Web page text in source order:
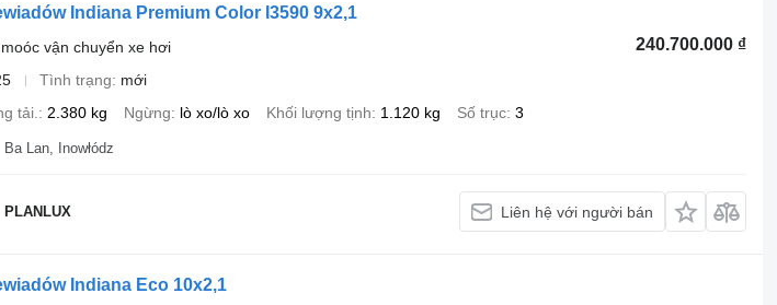
Indiana Premium Color I3590 9x2,1
240.700.000 ₫
vận chuyển xe hơi
Tình trạng
mới
tải.
2.380 kg Ngừng lò xo/lò xo Khối lượng tịnh 1.120 kg Số trục 3
Ba Lan, Inowłódz
PLANLUX Liên hệ với người bán
Indiana Eco 10x2,1